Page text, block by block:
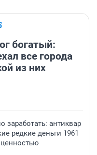
богатый:
все города
из них
заработать: антиквар
редкие деньги 1961